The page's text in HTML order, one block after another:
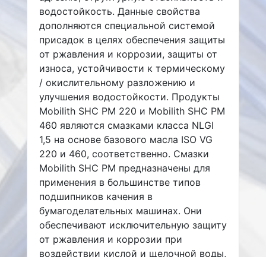
водостойкость. Данные свойства
дополняются специальной системой
присадок в целях обеспечения защиты
от ржавления и коррозии, защиты от
износа, устойчивости к термическому
/ окислительному разложению и
улучшения водостойкости. Продукты
Mobilith SHC PM 220 и Mobilith SHC PM
460 являются смазками класса NLGI
1,5 на основе базового масла ISO VG
220 и 460, соответственно. Смазки
Mobilith SHC PM предназначены для
применения в большинстве типов
подшипников качения в
бумагоделательных машинах. Они
обеспечивают исключительную защиту
от ржавления и коррозии при
воздействии кислой и щелочной воды,